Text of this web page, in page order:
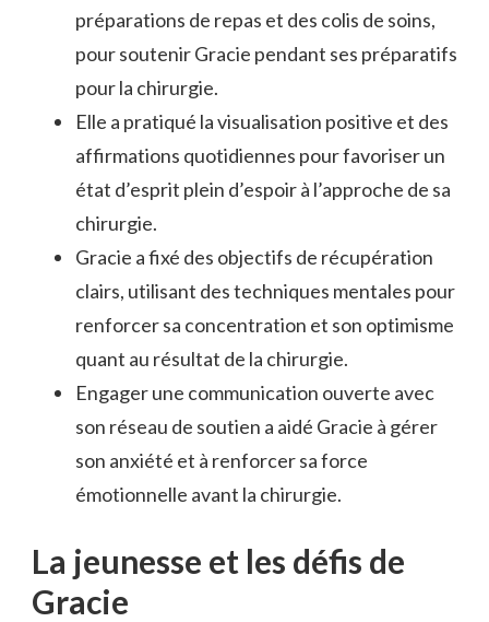
préparations de repas et des colis de soins,
pour soutenir Gracie pendant ses préparatifs
pour la chirurgie.
Elle a pratiqué la visualisation positive et des
affirmations quotidiennes pour favoriser un
état d’esprit plein d’espoir à l’approche de sa
chirurgie.
Gracie a fixé des objectifs de récupération
clairs, utilisant des techniques mentales pour
renforcer sa concentration et son optimisme
quant au résultat de la chirurgie.
Engager une communication ouverte avec
son réseau de soutien a aidé Gracie à gérer
son anxiété et à renforcer sa force
émotionnelle avant la chirurgie.
La jeunesse et les défis de
Gracie